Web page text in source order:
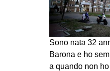
SPORT
Sono nata 32
Barona e ho
a quando non